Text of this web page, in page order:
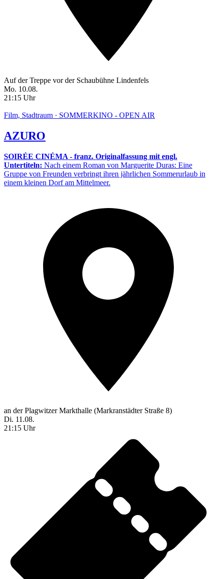
Auf der Treppe vor der Schaubühne Lindenfels
Mo. 10.08.
21:15 Uhr
Film, Stadtraum · SOMMERKINO - OPEN AIR
AZURO
SOIRÉE CINÉMA - franz. Originalfassung mit engl.
Untertiteln: Nach einem Roman von Marguerite Duras: Eine
Gruppe von Freunden verbringt ihren jährlichen Sommerurlaub in
einem kleinen Dorf am Mittelmeer.
an der Plagwitzer Markthalle (Markranstädter Straße 8)
Di. 11.08.
21:15 Uhr